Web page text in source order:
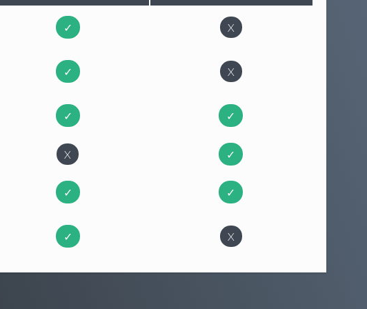
✓ X
✓ X
✓ ✓
X ✓
✓ ✓
✓ X